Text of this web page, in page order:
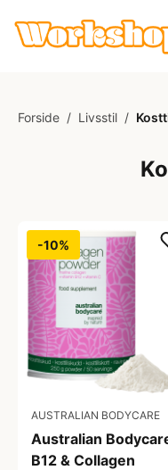
Forside / Livsstil /
-10%
AUSTRALIAN BODYCARE
Australian
B12 & Collagen